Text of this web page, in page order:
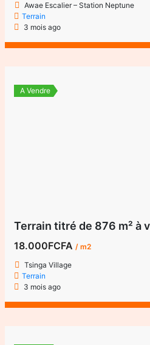
Awae Escalier – Station Neptune
Terrain
3 mois ago
A Vendre
18.000FCFA/ m2
Tsinga Village
Terrain
3 mois ago